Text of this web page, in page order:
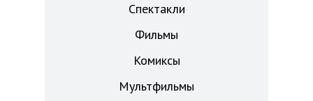
Спектакли
Фильмы
Комиксы
Мультфильмы